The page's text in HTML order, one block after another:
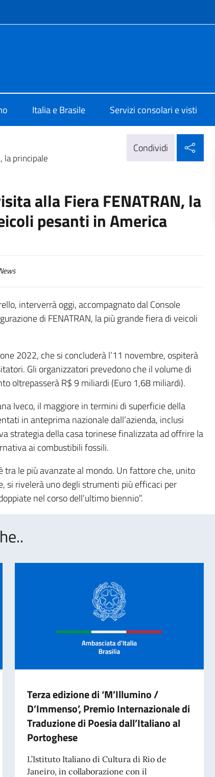
Italia e Brasile Servizi consolari e visti
la principale
Condividi
alla Fiera FENATRAN, la
pesanti in America
interverrà oggi, accompagnato dal Console
di FENATRAN, la più grande fiera di veicoli
2022, che si concluderà l’11 novembre, ospiterà
Gli organizzatori prevedono che il volume di
oltrepasserà R$ 9 miliardi (Euro 1,68 miliardi).
Iveco, il maggiore in termini di superficie della
in anteprima nazionale dall’azienda, inclusi
strategia della casa torinese finalizzata ad offrire la
ai combustibili fossili.
tra le più avanzate al mondo. Un fattore che, unito
rivelerà uno degli strumenti più efficaci per
nel corso dell’ultimo biennio”.
Terza edizione di ‘M’Illumino /
D’Immenso’, Premio Internazionale di
Traduzione di Poesia dall’Italiano al
Portoghese
L’Istituto Italiano di Cultura di Rio de
Janeiro, in collaborazione con il